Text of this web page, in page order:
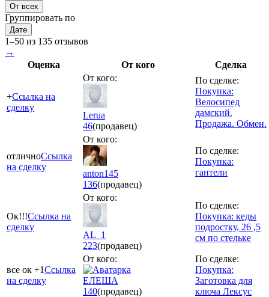
От всех
Группировать по
Дате
1–50 из 135 отзывов
→
Оценка
От кого Сделка
+Ссылка на
сделку
От кого:
Lerua
46(продавец)
По сделке:
Покупка:
Велосипед
дамский.
Продажа. Обмен.
отличноСсылка
на сделку
От кого:
anton145
136(продавец)
По сделке:
Покупка:
гантели
Ок!!!Ссылка на
сделку
От кого:
AL_1
223(продавец)
По сделке:
Покупка: кеды
подростку, 26 ,5
см по стельке
все ок +1Ссылка
на сделку
От кого:
ЕЛЕША
140(продавец)
По сделке:
Покупка:
Заготовка для
ключа Лексус